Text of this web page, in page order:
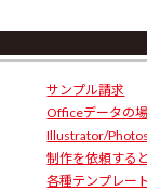
サンプル請求
Officeデータの
Illustrator/
制作を依頼する
各種テンプレー